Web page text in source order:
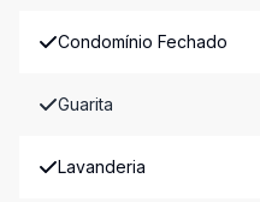
Condomínio Fechado
Guarita
Lavanderia